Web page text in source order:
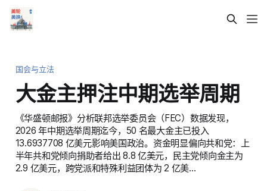
国会与立法
大金主押注中期选举周期
《华盛顿邮报》分析联邦选举委员会（FEC）数据发现，
2026 年中期选举周期迄今，50 名最大金主已投入
13.6937708 亿美元影响美国政治。资金明显偏向共和党：上
半年共和党倾向捐助者给出 8.8 亿美元，民主党倾向金主为
2.9 亿美元，跨党派和特殊利益团体为 2 亿美…